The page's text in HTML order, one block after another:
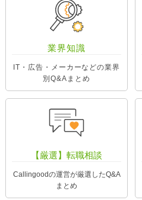
業界知識
IT・広告・メーカーなどの業界
別Q&Aまとめ
【厳選】転職相談
Callingoodの運営が厳選したQ&A
まとめ